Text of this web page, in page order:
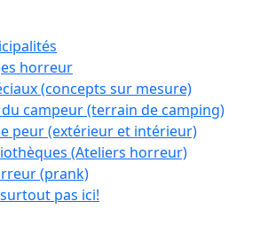
horreur
(concepts sur mesure)
campeur (terrain de camping)
peur (extérieur et intérieur)
(Ateliers horreur)
(prank)
pas ici!